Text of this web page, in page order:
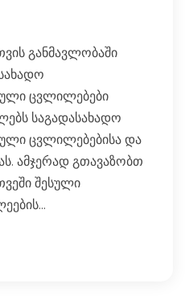
ცვლილებები
საგადასახადო
ცვლილებებისა და
ამჯერად გთავაზობთ
შესული